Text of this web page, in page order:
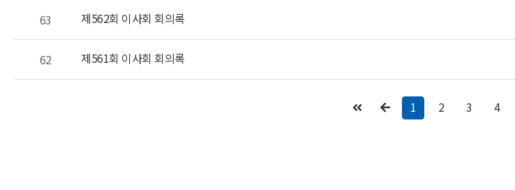
63 제562회 이사회 회의록
62 제561회 이사회 회의록
1 2 3 4